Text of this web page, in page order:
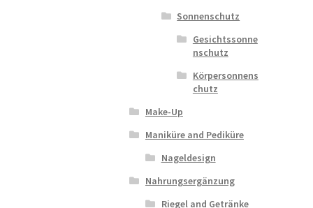
Sonnenschutz
Gesichtssonne
nschutz
Körpersonnens
chutz
Make-Up
Maniküre and Pediküre
Nageldesign
Nahrungsergänzung
Riegel and Getränke